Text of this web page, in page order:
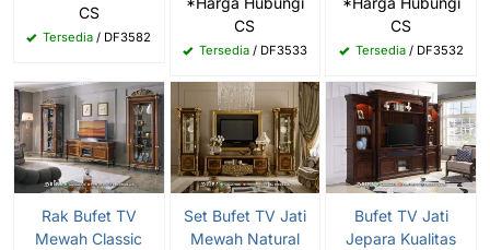
CS
Tersedia / DF3582
CS
Tersedia/ DF3533
CS
Tersedia/ DF3532
Rak Bufet TV
Mewah Classic
Set Bufet TV Jati
Mewah Natural
Bufet TV Jati
Jepara Kualitas